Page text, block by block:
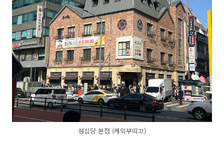
성심당 본점 (케익부띠끄)